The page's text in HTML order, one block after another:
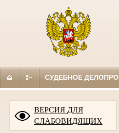
СУДЕБНОЕ
ВЕРСИЯ ДЛЯ
СЛАБОВИДЯЩИХ